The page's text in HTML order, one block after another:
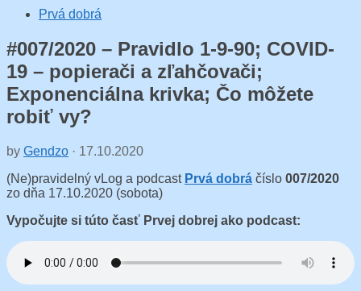
Prvá dobrá
#007/2020 – Pravidlo 1-9-90; COVID-
19 – popierači a zľahčovači;
Exponenciálna krivka; Čo môžete
robiť vy?
by Gendzo · 17.10.2020
(Ne)pravidelný vLog a podcast Prvá dobrá číslo 007/2020
zo dňa 17.10.2020 (sobota)
Vypočujte si túto časť Prvej dobrej ako podcast: